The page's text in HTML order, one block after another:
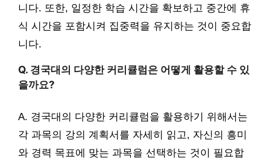
니다. 또한, 일정한 학습 시간을 확보하고 중간에 휴
식 시간을 포함시켜 집중력을 유지하는 것이 중요합
니다.
Q. 경국대의 다양한 커리큘럼은 어떻게 활용할 수 있
을까요?
A. 경국대의 다양한 커리큘럼을 활용하기 위해서는
각 과목의 강의 계획서를 자세히 읽고, 자신의 흥미
와 경력 목표에 맞는 과목을 선택하는 것이 필요합